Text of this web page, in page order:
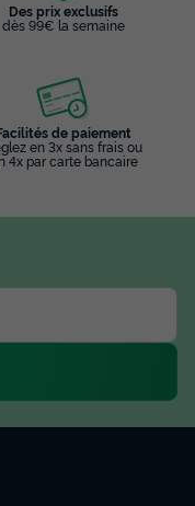
Des prix exclusifs
dès 99€ la semaine
de paiement
en 3x sans frais ou
4x par carte bancaire